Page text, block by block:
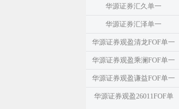
华源证券汇久单一
华源证券汇泽单一
华源证券观盈清龙FOF单一
华源证券观盈乘澜FOF单一
华源证券观盈谦益FOF单一
华源证券观盈26011FOF单